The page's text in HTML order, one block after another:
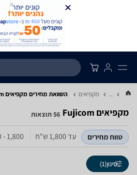
... מקפיאים השוואת מחירים מקפיאים ‏Fujicom
מקפיאים ‏Fujicom 56 תוצאות
טווח מחירים עד 1,800‏ ש"ח 1,800 - 2,400‏ ש"ח
סינון(1)